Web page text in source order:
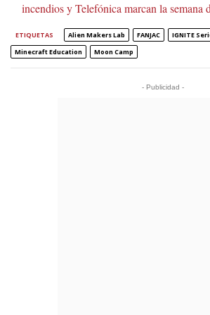
incendios y Telefónica marcan la semana
ETIQUETAS Alien Makers Lab FANJAC
IGNITE
Minecraft Education
Moon Camp
- Publicidad -